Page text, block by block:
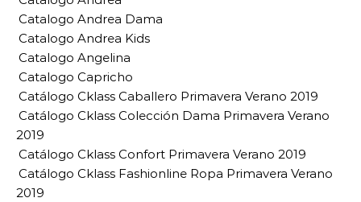
Catalogo Andrea Dama
Catalogo Andrea Kids
Catalogo Angelina
Catalogo Capricho
Catálogo Cklass Caballero Primavera Verano 2019
Catálogo Cklass Colección Dama Primavera Verano
2019
Catálogo Cklass Confort Primavera Verano 2019
Catálogo Cklass Fashionline Ropa Primavera Verano
2019